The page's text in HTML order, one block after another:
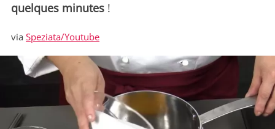
quelques minutes !
via Speziata/Youtube